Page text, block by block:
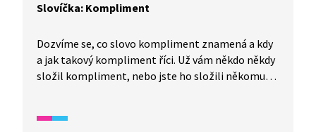
Slovíčka: Kompliment
Dozvíme se, co slovo kompliment znamená a kdy
a jak takový kompliment říci. Už vám někdo někdy
složil kompliment, nebo jste ho složili někomu
okruhu videí, které se zaměřují na rozvoj odborné